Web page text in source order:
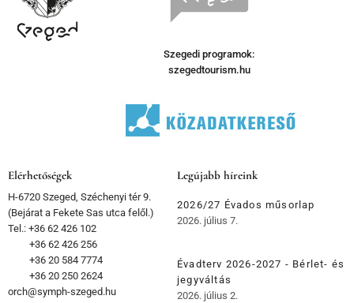
Szegedi programok:
szegedtourism.hu
Elérhetőségek
H-6720 Szeged, Széchenyi tér 9.
(Bejárat a Fekete Sas utca felől.)
Tel.: +36 62 426 102
+36 62 426 256
+36 20 584 7774
+36 20 250 2624
orch@symph-szeged.hu
Legújabb híreink
2026/27 Évados műsorlap
2026. július 7.
Évadterv 2026-2027 - Bérlet- és
jegyváltás
2026. július 2.